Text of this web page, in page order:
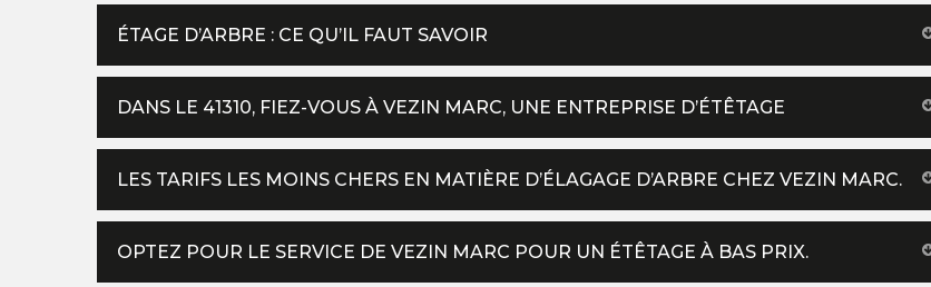
ÉTAGE D’ARBRE : CE QU’IL FAUT SAVOIR
DANS LE 41310, FIEZ-VOUS À VEZIN MARC, UNE ENTREPRISE D’ÉTÊTAGE
LES TARIFS LES MOINS CHERS EN MATIÈRE D’ÉLAGAGE D’ARBRE CHEZ VEZIN MARC.
OPTEZ POUR LE SERVICE DE VEZIN MARC POUR UN ÉTÊTAGE À BAS PRIX.